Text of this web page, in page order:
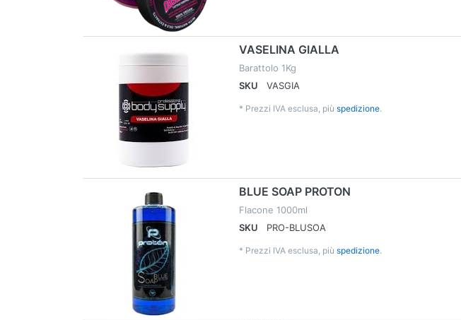
VASELINA GIALLA
Barattolo 1Kg
SKU
VASGIA
* Prezzi IVA esclusa, più spedizione.
BLUE SOAP PROTON
Flacone 1000ml
SKU
PRO-BLUSOA
* Prezzi IVA esclusa, più spedizione.